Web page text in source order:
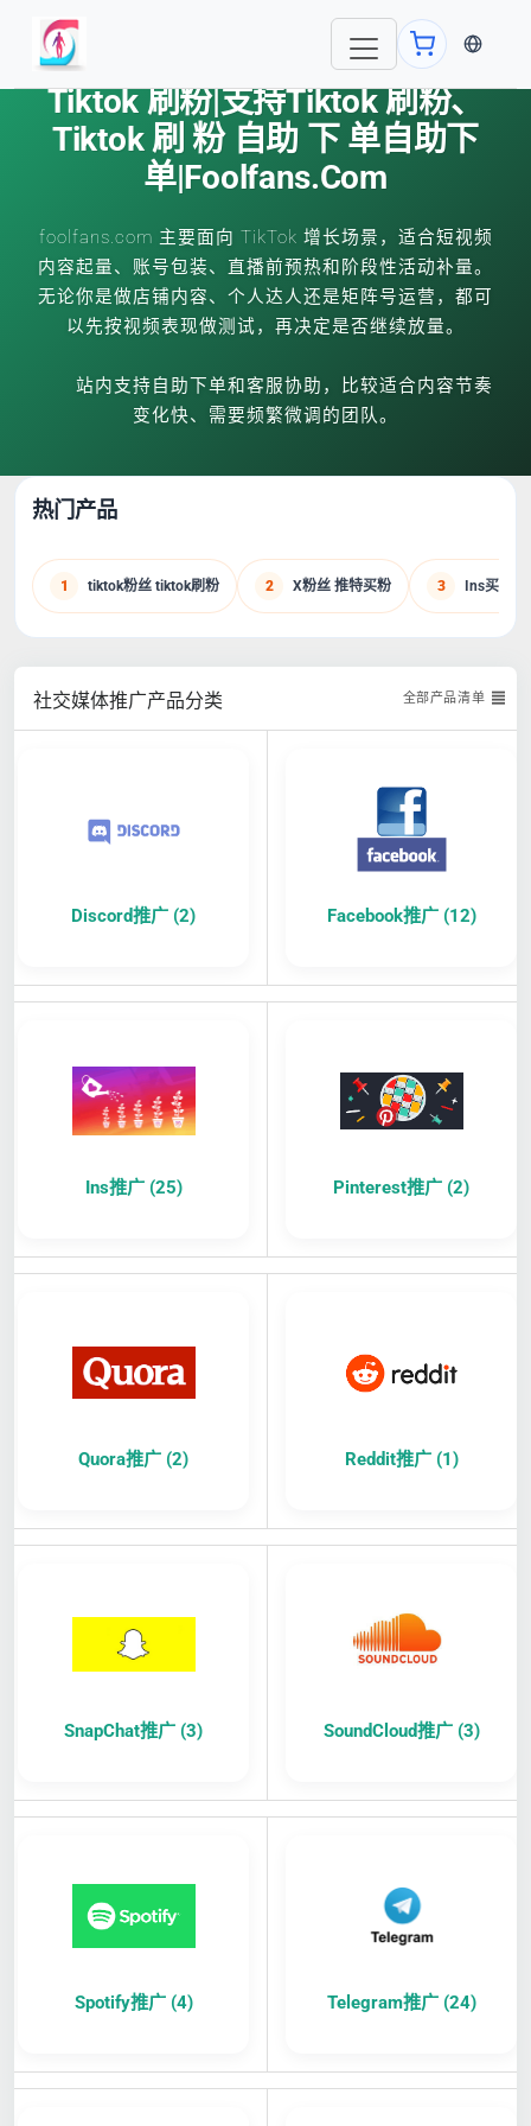
当前语
Tiktok 刷粉|支持tiktok 刷粉、
Tiktok 刷 粉 自助 下 单自助下
单|foolfans.com
foolfans.com 主要面向 TikTok 增长场景，适合短视频
内容起量、账号包装、直播前预热和阶段性活动补量。
无论你是做店铺内容、个人达人还是矩阵号运营，都可
以先按视频表现做测试，再决定是否继续放量。
站内支持自助下单和客服协助，比较适合内容节奏
变化快、需要频繁微调的团队。
热门产品
1 tiktok粉丝 tiktok刷粉 2 X粉丝 推特买粉 3 Ins买粉
社交媒体推广产品分类 全部产品清单
Discord推广 (2) Facebook推广 (12)
Ins推广 (25) Pinterest推广 (2)
Quora推广 (2) Reddit推广 (1)
SnapChat推广 (3) SoundCloud推广 (3)
Spotify推广 (4) Telegram推广 (24)